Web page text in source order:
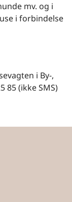
mv. og i
i forbindelse
i By-,
85 (ikke SMS)